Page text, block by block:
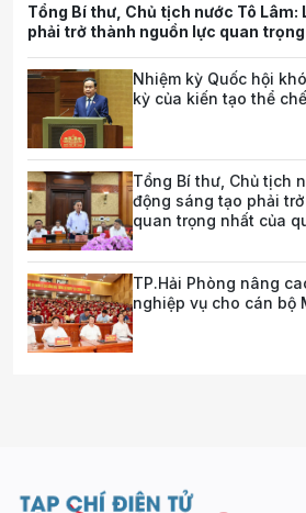
Tổng Bí thư, Chủ tịch nước Tô Lâm:
phải trở thành nguồn lực quan
Nhiệm kỳ Quốc hội
kỳ của kiến tạo thể
Tổng Bí thư, Chủ tịch
động sáng tạo phải
quan trọng nhất của
TP.Hải Phòng nâng
nghiệp vụ cho cán bộ